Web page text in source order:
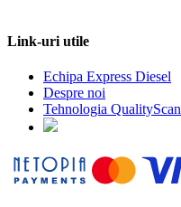
Link-uri utile
Echipa Express Diesel
Despre noi
Tehnologia QualityScan